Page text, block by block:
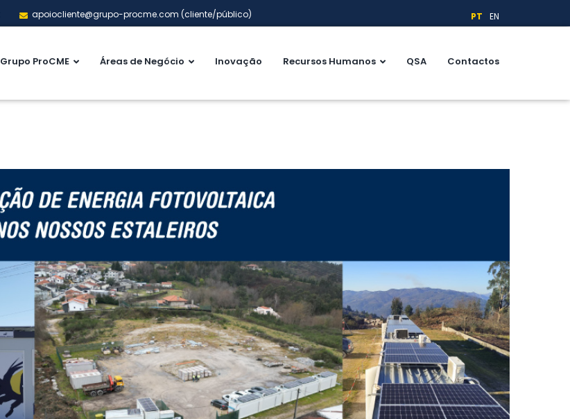
apoiocliente@grupo-procme.com (cliente/público) PT EN
Grupo ProCME Áreas de Negócio Inovação Recursos Humanos QSA Contactos